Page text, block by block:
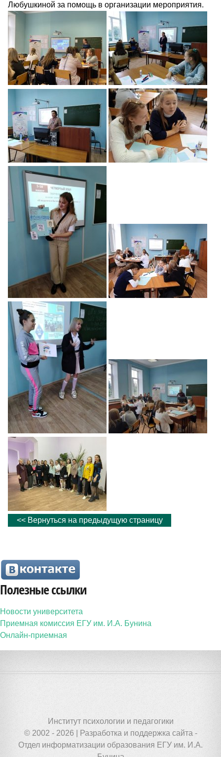
Любушкиной за помощь в организации мероприятия.
<< Вернуться на предыдущую страницу
Полезные ссылки
Новости университета
Приемная комиссия ЕГУ им. И.А. Бунина
Онлайн-приемная
Институт психологии и педагогики
© 2002 - 2026 | Разработка и поддержка сайта -
Отдел информатизации образования ЕГУ им. И.А.